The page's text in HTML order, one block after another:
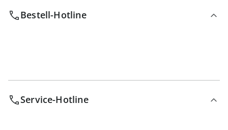
Bestell-Hotline
Service-Hotline